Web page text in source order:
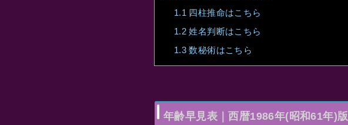
1.1 四柱推命はこちら
1.2 姓名判断はこちら
1.3 数秘術はこちら
年齢早見表｜西暦1986年(昭和61年)版